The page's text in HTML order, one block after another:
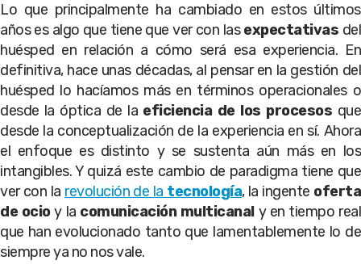
Lo que principalmente ha cambiado en estos últimos
años es algo que tiene que ver con lasexpectativas del
huésped en relación a cómo será esa experiencia. En
definitiva, hace unas décadas, al pensar en la gestión del
huésped lo hacíamos más en términos operacionales o
desde la óptica de la eficiencia de los procesos que
desde la conceptualización de la experiencia en sí. Ahora
el enfoque es distinto y se sustenta aún más en los
intangibles. Y quizá este cambio de paradigma tiene que
ver con la revolución de la tecnología, la ingente oferta
de ocioy la comunicación multicanaly en tiempo real
que han evolucionado tanto que lamentablemente lo de
siempre ya no nos vale.